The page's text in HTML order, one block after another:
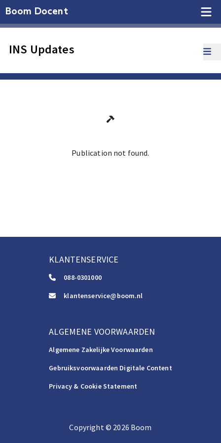
Boom Docent
INS Updates
Publication not found.
KLANTENSERVICE
088-0301000
klantenservice@boom.nl
ALGEMENE VOORWAARDEN
Algemene Zakelijke Voorwaarden
Gebruiksvoorwaarden Digitale Content
Privacy & Cookie Statement
Copyright©️ 2026 Boom